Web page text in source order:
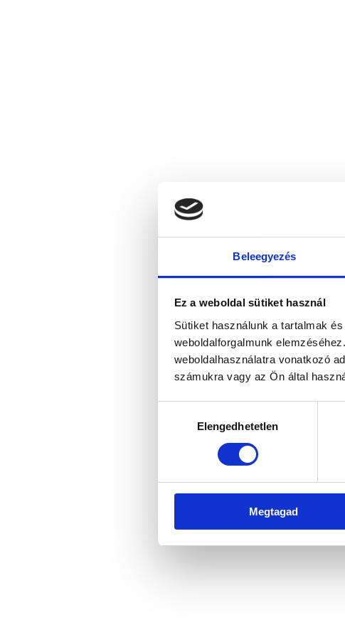
Beleegyezés
Ez a weboldal sütiket használ
Sütiket használunk a tartalmak
weboldalforgalmunk
weboldalhasználatra vonatkozó
számukra vagy az Ön által
kiválasztásaElengedhetetlen
Megtagad
Application error: a client-side